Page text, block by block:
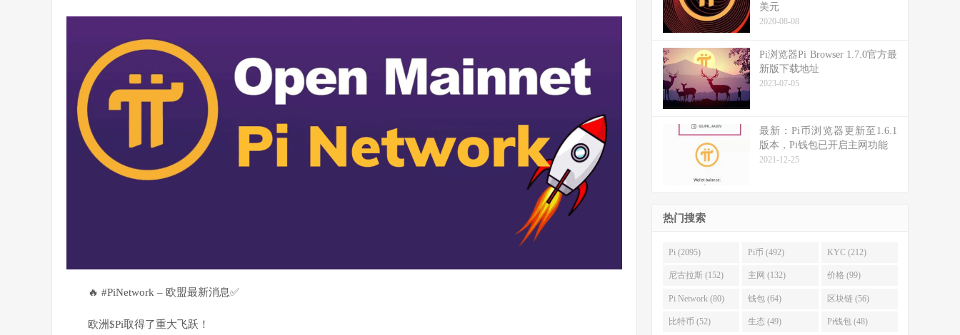
🔥 #PiNetwork – 欧盟最新消息✅
欧洲$Pi取得了重大飞跃！
美元
2020-08-08
Pi浏览器Pi Browser 1.7.0官方最
新版下载地址
2023-07-05
最新：Pi币浏览器更新至1.6.1
版本，Pi钱包已开启主网功能
2021-12-25
热门搜索
Pi (2095) Pi币 (492) KYC (212)
尼古拉斯 (152) 主网 (132) 价格 (99)
Pi Network (80) 钱包 (64) 区块链 (56)
比特币 (52) 生态 (49) Pi钱包 (48)